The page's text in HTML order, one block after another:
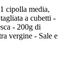
cipolla media,
a cubetti -
- 200g di
vergine - Sale e